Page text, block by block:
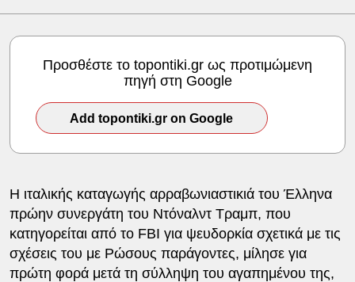
Προσθέστε το topontiki.gr ως προτιμώμενη
πηγή στη Google
Add topontiki.gr on Google
Η ιταλικής καταγωγής αρραβωνιαστικιά του Έλληνα
πρώην συνεργάτη του Ντόναλντ Τραμπ, που
κατηγορείται από το FBI για ψευδορκία σχετικά με τις
σχέσεις του με Ρώσους παράγοντες, μίλησε για
πρώτη φορά μετά τη σύλληψη του αγαπημένου της,